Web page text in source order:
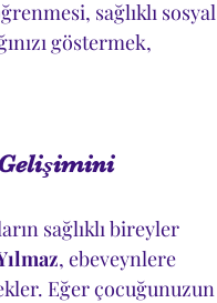
sağlıklı sosyal
göstermek,
Gelişimini
sağlıklı bireyler
, ebeveynlere
Eğer çocuğunuzun